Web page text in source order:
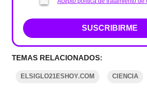
SUSCRIBIRME
TEMAS RELACIONADOS:
ELSIGLO21ESHOY.COM CIENCIA